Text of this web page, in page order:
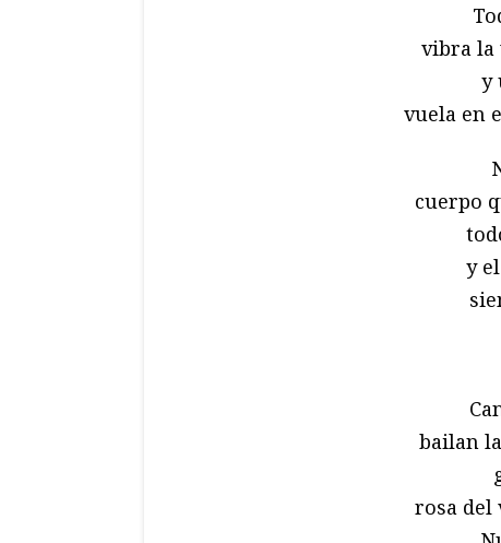
vibra la
y
vuela en
cuerpo
y
bailan
rosa del